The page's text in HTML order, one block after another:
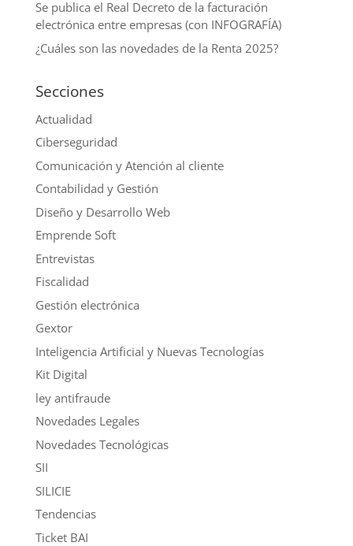
Se publica el Real Decreto de la facturación
electrónica entre empresas (con INFOGRAFÍA)
¿Cuáles son las novedades de la Renta 2025?
Secciones
Actualidad
Ciberseguridad
Comunicación y Atención al cliente
Contabilidad y Gestión
Diseño y Desarrollo Web
Emprende Soft
Entrevistas
Fiscalidad
Gestión electrónica
Gextor
Inteligencia Artificial y Nuevas Tecnologías
Kit Digital
ley antifraude
Novedades Legales
Novedades Tecnológicas
SII
SILICIE
Tendencias
Ticket BAI